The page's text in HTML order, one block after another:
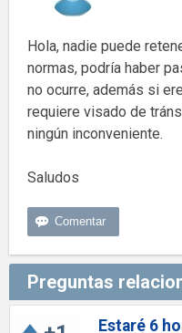
Hola, nadie puede
normas, podría haber
no ocurre, además si
requiere visado de
ningún inconveniente.
Saludos
Preguntas
Estaré 6